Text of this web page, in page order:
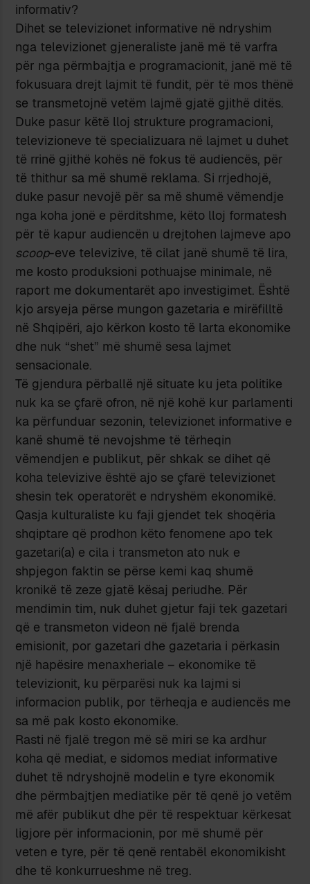
informativ?
Dihet se televizionet informative në ndryshim
nga televizionet gjeneraliste janë më të varfra
për nga përmbajtja e programacionit, janë më të
fokusuara drejt lajmit të fundit, për të mos thënë
se transmetojnë vetëm lajmë gjatë gjithë ditës.
Duke pasur këtë lloj strukture programacioni,
televizioneve të specializuara në lajmet u duhet
të rrinë gjithë kohës në fokus të audiencës, për
të thithur sa më shumë reklama. Si rrjedhojë,
duke pasur nevojë për sa më shumë vëmendje
nga koha jonë e përditshme, këto lloj formatesh
për të kapur audiencën u drejtohen lajmeve apo
scoop-eve televizive, të cilat janë shumë të lira,
me kosto produksioni pothuajse minimale, në
raport me dokumentarët apo investigimet. Është
kjo arsyeja përse mungon gazetaria e mirëfilltë
në Shqipëri, ajo kërkon kosto të larta ekonomike
dhe nuk “shet” më shumë sesa lajmet
sensacionale.
Të gjendura përballë një situate ku jeta politike
nuk ka se çfarë ofron, në një kohë kur parlamenti
ka përfunduar sezonin, televizionet informative e
kanë shumë të nevojshme të tërheqin
vëmendjen e publikut, për shkak se dihet që
koha televizive është ajo se çfarë televizionet
shesin tek operatorët e ndryshëm ekonomikë.
Qasja kulturaliste ku faji gjendet tek shoqëria
shqiptare që prodhon këto fenomene apo tek
gazetari(a) e cila i transmeton ato nuk e
shpjegon faktin se përse kemi kaq shumë
kronikë të zeze gjatë kësaj periudhe. Për
mendimin tim, nuk duhet gjetur faji tek gazetari
që e transmeton videon në fjalë brenda
emisionit, por gazetari dhe gazetaria i përkasin
një hapësire menaxheriale – ekonomike të
televizionit, ku përparësi nuk ka lajmi si
informacion publik, por tërheqja e audiencës me
sa më pak kosto ekonomike.
Rasti në fjalë tregon më së miri se ka ardhur
koha që mediat, e sidomos mediat informative
duhet të ndryshojnë modelin e tyre ekonomik
dhe përmbajtjen mediatike për të qenë jo vetëm
më afër publikut dhe për të respektuar kërkesat
ligjore për informacionin, por më shumë për
veten e tyre, për të qenë rentabël ekonomikisht
dhe të konkurrueshme në treg.